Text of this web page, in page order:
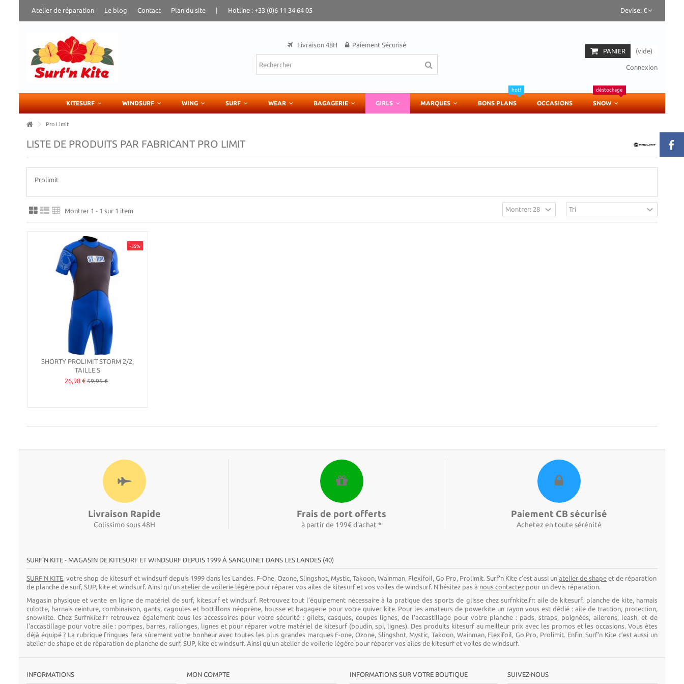
Devise: €
Atelier de réparation Le blog Contact Plan du site Hotline : +33 (0)6 11 34 64 05
Livraison 48H
Paiement Sécurisé
PANIER
(vide)
Connexion
KITESURF WINDSURF WING SURF WEAR BAGAGERIE GIRLS MARQUES BONS PLANS
hot!
OCCASIONS SNOW
déstockage
Pro Limit
LISTE DE PRODUITS PAR FABRICANT PRO LIMIT
Prolimit
Montrer 1 - 1 sur 1 item
-55%
SHORTY PROLIMIT STORM 2/2,
TAILLE S
26,98 € 59,95 €
Livraison Rapide
Colissimo sous 48H
Frais de port offerts
à partir de 199€ d'achat *
Paiement CB sécurisé
Achetez en toute sérénité
SURF'N KITE - MAGASIN DE KITESURF ET WINDSURF DEPUIS 1999 À SANGUINET DANS LES LANDES (40)
SURF'N KITE, votre shop de kitesurf et windsurf depuis 1999 dans les Landes. F-One, Ozone, Slingshot, Mystic, Takoon, Wainman, Flexifoil, Go Pro, Prolimit. Surf'n Kite c’est aussi un atelier de shape et de réparation
de planche de surf, SUP, kite et windsurf. Ainsi qu'un atelier de voilerie légère pour réparer vos ailes de kitesurf et vos voiles de windsurf. N'hésitez pas à nous contactez pour un devis réparation.
Magasin physique et vente en ligne de matériel de surf, kitesurf et windsurf. Retrouvez tout l’équipement nécessaire à la pratique des sports de glisse chez surfnkite.fr: aile de kitesurf, planche de kite, harnais
culotte, harnais ceinture, combinaison, gants, cagoules et bottillons néoprène, housse et bagagerie pour votre quiver kite. Pour les amateurs de powerkite un rayon vous est dédié : aile de traction, protection,
snowkite. Chez Surfnkite.fr retrouvez également tous les accessoires pour votre sécurité : gilets, casques, coupes lignes, de l'accastillage pour votre planche : pads, straps, poignées, ailerons, leash, et de
l'accastillage pour votre aile : pompes, barres, rallonges, lignes et pour réparer votre matériel de kitesurf (boudin, spi, lignes). Des produits kitesurf au meilleur prix avec les promos et les occasions. Vous êtes
déjà équipé ? La rubrique fringues fera sûrement votre bonheur avec toutes les plus grandes marques F-one, Ozone, Slingshot, Mystic, Takoon, Wainman, Flexifoil, Go Pro, Prolimit. Enfin, Surf'n Kite c’est aussi un
atelier de shape et de réparation de planche de surf, SUP, kite et windsurf. Ainsi qu'un atelier de voilerie légère pour réparer vos ailes de kitesurf et voiles de windsurf.
INFORMATIONS MON COMPTE INFORMATIONS SUR VOTRE BOUTIQUE SUIVEZ-NOUS